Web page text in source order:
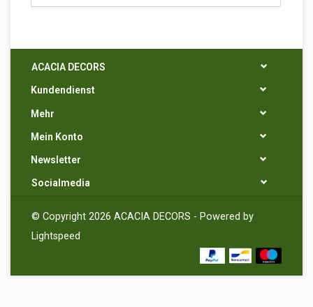
ACACIA DECORS
Kundendienst
Mehr
Mein Konto
Newsletter
Socialmedia
© Copyright 2026 ACACIA DECORS - Powered by
Lightspeed